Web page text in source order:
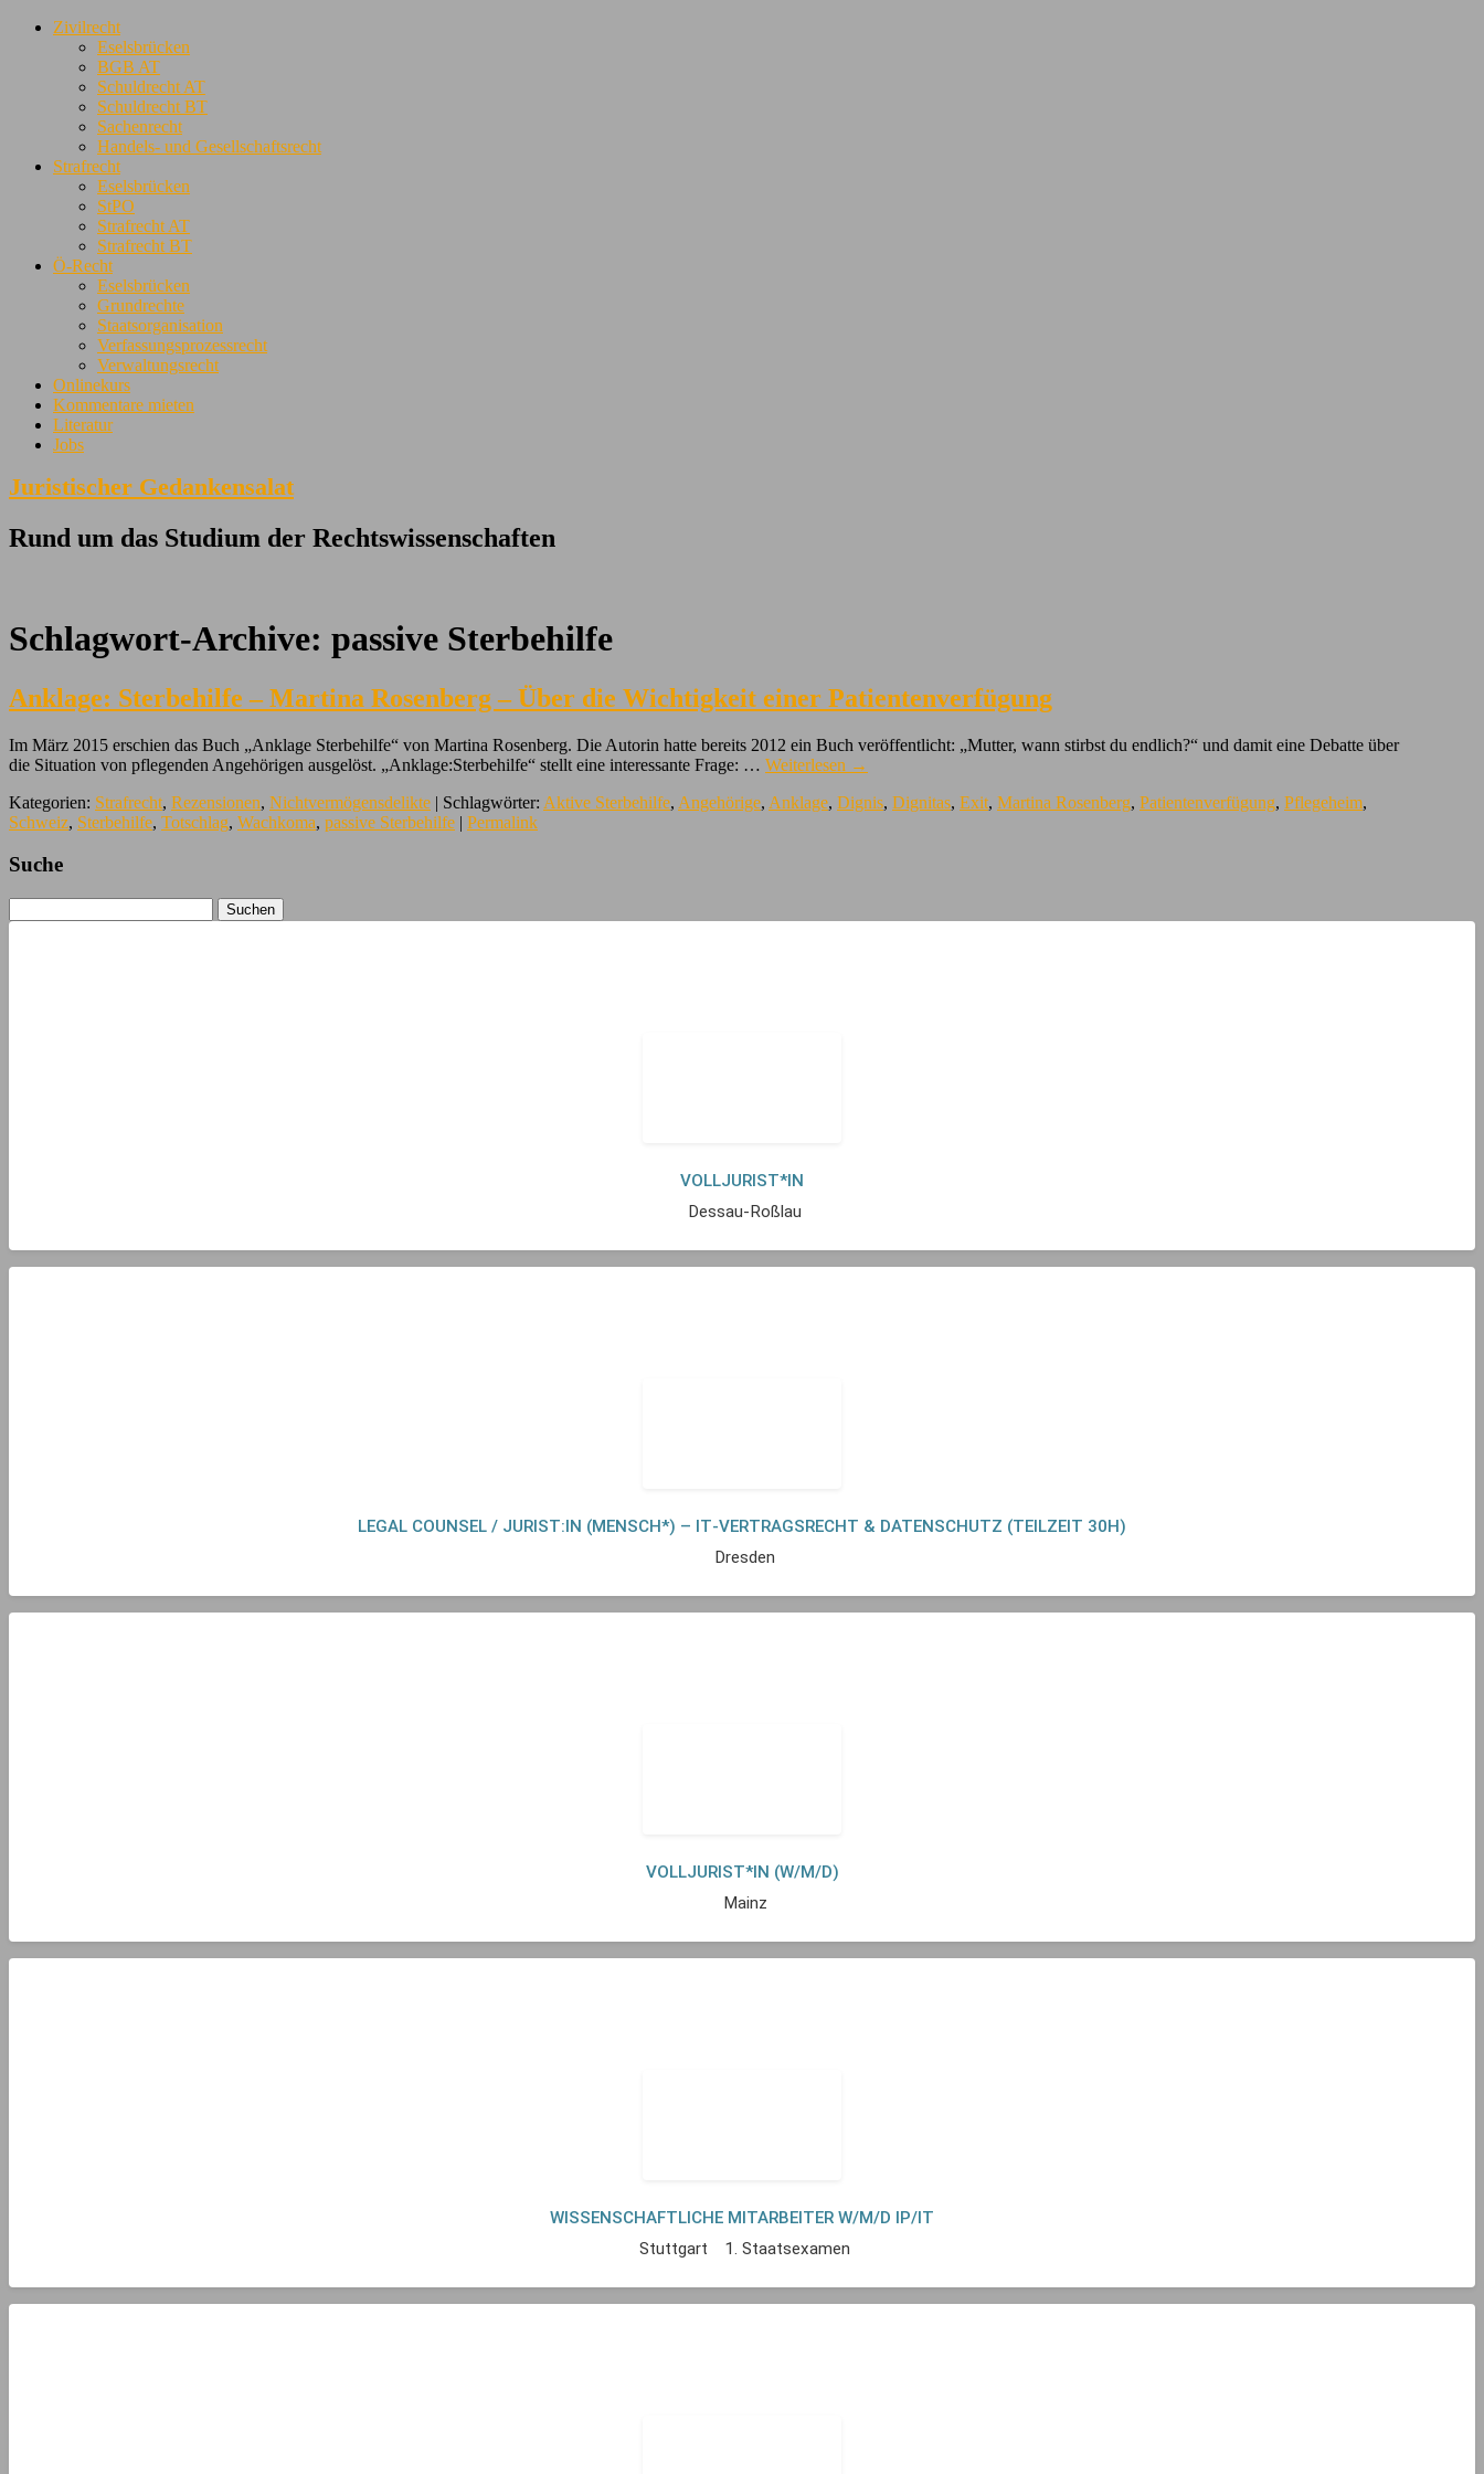
Zivilrecht
Eselsbrücken
BGB AT
Schuldrecht AT
Schuldrecht BT
Sachenrecht
Handels- und Gesellschaftsrecht
Strafrecht
Eselsbrücken
StPO
Strafrecht AT
Strafrecht BT
Ö-Recht
Eselsbrücken
Grundrechte
Staatsorganisation
Verfassungsprozessrecht
Verwaltungsrecht
Onlinekurs
Kommentare mieten
Literatur
Jobs
Juristischer Gedankensalat
Rund um das Studium der Rechtswissenschaften
Schlagwort-Archive: passive Sterbehilfe
Anklage: Sterbehilfe – Martina Rosenberg – Über die Wichtigkeit einer Patientenverfügung
Im März 2015 erschien das Buch „Anklage Sterbehilfe“ von Martina Rosenberg. Die Autorin hatte bereits 2012 ein Buch veröffentlicht: „Mutter, wann stirbst du endlich?“ und damit eine Debatte über
die Situation von pflegenden Angehörigen ausgelöst. „Anklage:Sterbehilfe“ stellt eine interessante Frage: … Weiterlesen →
Kategorien: Strafrecht, Rezensionen, Nichtvermögensdelikte | Schlagwörter: Aktive Sterbehilfe, Angehörige, Anklage, Dignis, Dignitas, Exit, Martina Rosenberg, Patientenverfügung, Pflegeheim,
Schweiz, Sterbehilfe, Totschlag, Wachkoma, passive Sterbehilfe | Permalink
Suche
VOLLJURIST*IN
Dessau-Roßlau
LEGAL COUNSEL / JURIST:IN (MENSCH*) – IT‑VERTRAGSRECHT & DATENSCHUTZ (TEILZEIT 30H)
Dresden
VOLLJURIST*IN (W/M/D)
Mainz
WISSENSCHAFTLICHE MITARBEITER W/M/D IP/IT
Stuttgart
1. Staatsexamen